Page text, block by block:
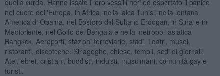
quella curda. Hanno issato i loro vessilli neri ed esportato il panico
nel cuore dell'Europa, in Africa, nella laica Tunisi, nella lontana
America di Obama, nel Bosforo del Sultano Erdogan, in Sinai e in
Medioriente, nel Golfo del Bengala e nella metropoli asiatica
Bangkok. Aeroporti, stazioni ferroviarie, stadi. Teatri, musei,
ristoranti, discoteche. Sinagoghe, chiese, templi, sedi di giornali.
Atei, ebrei, cristiani, buddisti, induisti, musulmani, comunità gay e
turisti.